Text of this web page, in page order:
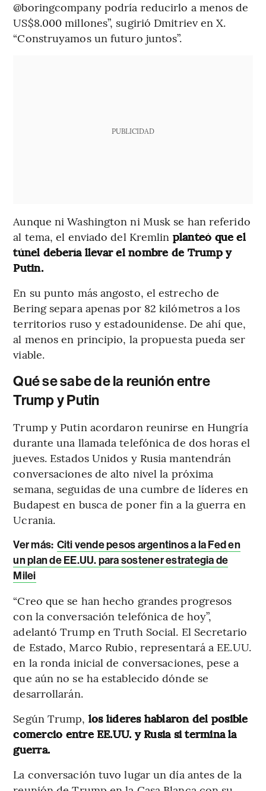
@boringcompany podría reducirlo a menos de
US$8.000 millones”, sugirió Dmitriev en X.
“Construyamos un futuro juntos”.
PUBLICIDAD
Aunque ni Washington ni Musk se han referido
al tema, el enviado del Kremlin planteó que el
túnel debería llevar el nombre de Trump y
Putin.
En su punto más angosto, el estrecho de
Bering separa apenas por 82 kilómetros a los
territorios ruso y estadounidense. De ahí que,
al menos en principio, la propuesta pueda ser
viable.
Qué se sabe de la reunión entre
Trump y Putin
Trump y Putin acordaron reunirse en Hungría
durante una llamada telefónica de dos horas el
jueves. Estados Unidos y Rusia mantendrán
conversaciones de alto nivel la próxima
semana, seguidas de una cumbre de líderes en
Budapest en busca de poner fin a la guerra en
Ucrania.
Ver más: Citi vende pesos argentinos a la Fed en
un plan de EE.UU. para sostener estrategia de
Milei
“Creo que se han hecho grandes progresos
con la conversación telefónica de hoy”,
adelantó Trump en Truth Social. El Secretario
de Estado, Marco Rubio, representará a EE.UU.
en la ronda inicial de conversaciones, pese a
que aún no se ha establecido dónde se
desarrollarán.
Según Trump, los líderes hablaron del posible
comercio entre EE.UU. y Rusia si termina la
guerra.
La conversación tuvo lugar un día antes de la